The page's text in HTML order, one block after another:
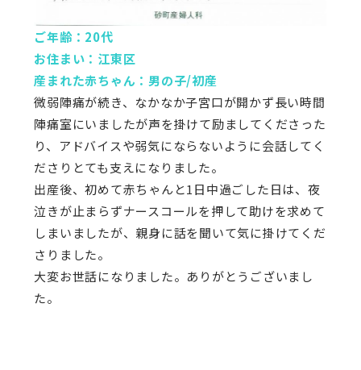
ご年齢：20代
お住まい：江東区
産まれた赤ちゃん：男の子/初産
微弱陣痛が続き、なかなか子宮口が開かず長い時間
陣痛室にいましたが声を掛けて励ましてくださった
り、アドバイスや弱気にならないように会話してく
ださりとても支えになりました。
出産後、初めて赤ちゃんと1日中過ごした日は、夜
泣きが止まらずナースコールを押して助けを求めて
しまいましたが、親身に話を聞いて気に掛けてくだ
さりました。
大変お世話になりました。ありがとうございまし
た。